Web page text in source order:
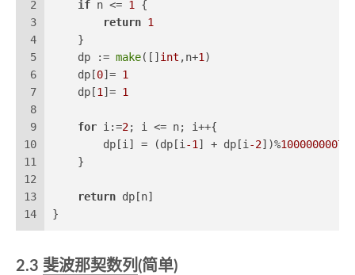
2
3
4
5
6
7
8
9
10
11
12
13
14
if n <= 1
{
return 1
    }
    dp :=
make([] int ,n+1 )
    dp[
0]= 1
    dp[
1 ]= 1
for i:=2; i <= n; i++{
        dp[i] = (dp[i
-1 ] + dp[i -2])%1000000007
    }
return dp[n]
}
2.3 斐波那契数列(简单)